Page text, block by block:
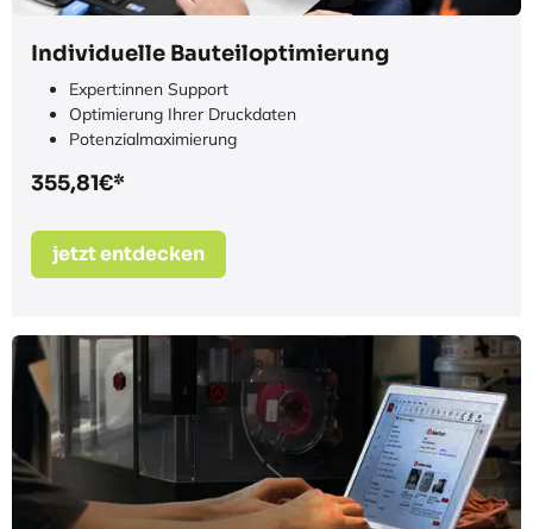
Expert:innen Support
Optimierung Ihrer Druckdaten
Potenzialmaximierung
355,81€*
jetzt entdecken